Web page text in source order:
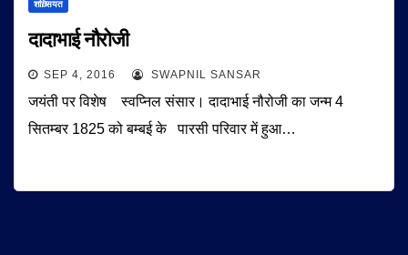
शख़्सियत
दादाभाई नौरोजी
SEP 4, 2016 SWAPNIL SANSAR
जयंती पर विशेष स्वप्निल संसार। दादाभाई नौरोजी का जन्म 4
सितम्बर 1825 को बम्बई के पारसी परिवार में हुआ…